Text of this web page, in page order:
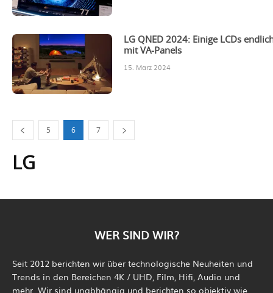
LG QNED 2024: Einige LCDs
mit VA-Panels
15. März 2024
5 6 7
LG
WER SIND WIR?
Seit 2012 berichten wir über technologische Neuheiten und
Trends in den Bereichen 4K / UHD, Film, Hifi, Audio und
mehr. Wir sind unabhängig und berichten so objektiv wie